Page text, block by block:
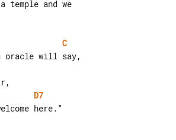
C
D7
here.”